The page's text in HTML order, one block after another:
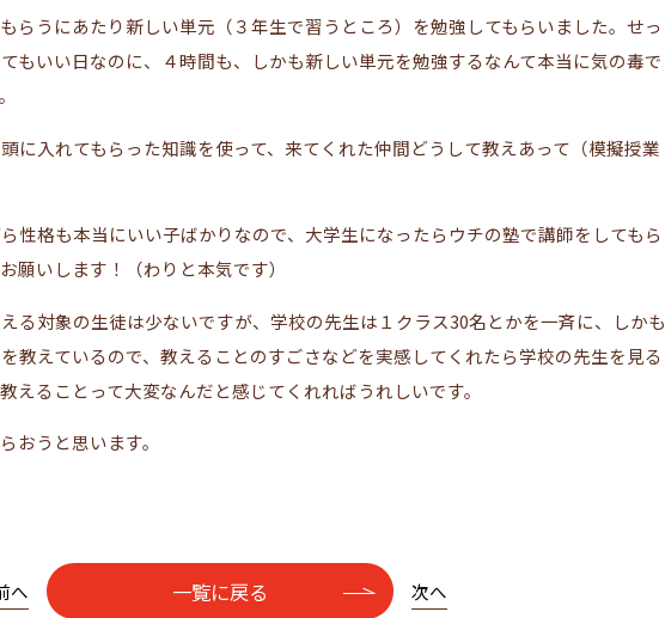
らうにあたり新しい単元（３年生で習うところ）を勉強してもらいました。せっ
もいい日なのに、４時間も、しかも新しい単元を勉強するなんて本当に気の毒で
に入れてもらった知識を使って、来てくれた仲間どうして教えあって（模擬授業
性格も本当にいい子ばかりなので、大学生になったらウチの塾で講師をしてもら
願いします！（わりと本気です）
る対象の生徒は少ないですが、学校の先生は１クラス30名とかを一斉に、しかも
教えているので、教えることのすごさなどを実感してくれたら学校の先生を見る
えることって大変なんだと感じてくれればうれしいです。
おうと思います。
へ 一覧に戻る 次へ